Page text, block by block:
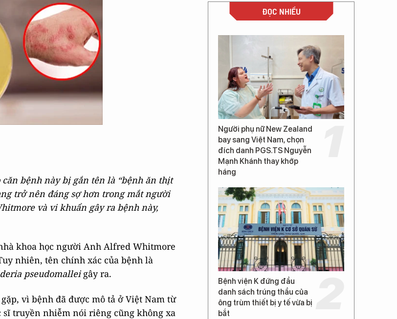
bệnh này bị gắn tên là “bệnh ăn thịt
trở nên đáng sợ hơn trong mắt người
và vi khuẩn gây ra bệnh này,
khoa học người Anh Alfred Whitmore
nhiên, tên chính xác của bệnh là
pseudomallei gây ra.
vì bệnh đã được mô tả ở Việt Nam từ
sĩ truyền nhiễm nói riêng cũng không xa
ĐỌC NHIỀU
Người phụ nữ New Zealand
bay sang Việt Nam, chọn
đích danh PGS.TS Nguyễn
Mạnh Khánh thay khớp
háng
Bệnh viện K đứng đầu
danh sách trúng thầu của
ông trùm thiết bị y tế vừa bị
bắt